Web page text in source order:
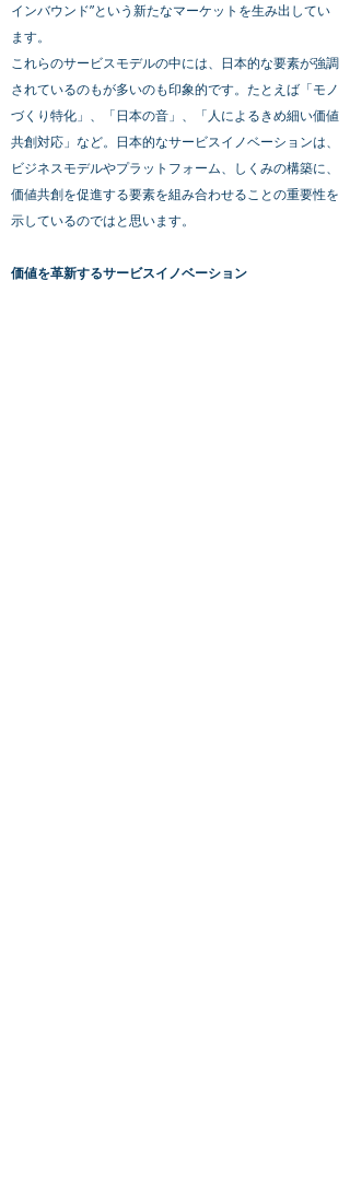
インバウンド”という新たなマーケットを生み出してい
ます。
これらのサービスモデルの中には、日本的な要素が強調
されているのもが多いのも印象的です。たとえば「モノ
づくり特化」、「日本の音」、「人によるきめ細い価値
共創対応」など。日本的なサービスイノベーションは、
ビジネスモデルやプラットフォーム、しくみの構築に、
価値共創を促進する要素を組み合わせることの重要性を
示しているのではと思います。
価値を革新するサービスイノベーション